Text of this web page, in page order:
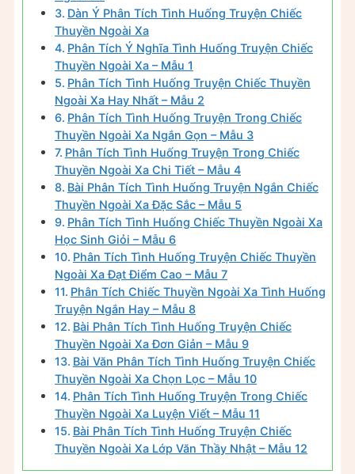
Dàn Ý Phân Tích Tình Huống Truyện Chiếc
Thuyền Ngoài Xa
Phân Tích Ý Nghĩa Tình Huống Truyện Chiếc
Thuyền Ngoài Xa – Mẫu 1
Phân Tích Tình Huống Truyện Chiếc Thuyền
Ngoài Xa Hay Nhất – Mẫu 2
Phân Tích Tình Huống Truyện Trong Chiếc
Thuyền Ngoài Xa Ngắn Gọn – Mẫu 3
Phân Tích Tình Huống Truyện Trong Chiếc
Thuyền Ngoài Xa Chi Tiết – Mẫu 4
Bài Phân Tích Tình Huống Truyện Ngắn Chiếc
Thuyền Ngoài Xa Đặc Sắc – Mẫu 5
Phân Tích Tình Huống Chiếc Thuyền Ngoài Xa
Học Sinh Giỏi – Mẫu 6
Phân Tích Tình Huống Truyện Chiếc Thuyền
Ngoài Xa Đạt Điểm Cao – Mẫu 7
Phân Tích Chiếc Thuyền Ngoài Xa Tình Huống
Truyện Ngắn Hay – Mẫu 8
Bài Phân Tích Tình Huống Truyện Chiếc
Thuyền Ngoài Xa Đơn Giản – Mẫu 9
Bài Văn Phân Tích Tình Huống Truyện Chiếc
Thuyền Ngoài Xa Chọn Lọc – Mẫu 10
Phân Tích Tình Huống Truyện Trong Chiếc
Thuyền Ngoài Xa Luyện Viết – Mẫu 11
Bài Phân Tích Tình Huống Truyện Chiếc
Thuyền Ngoài Xa Lớp Văn Thầy Nhật – Mẫu 12